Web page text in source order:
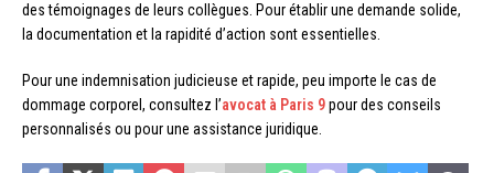
des témoignages de leurs collègues. Pour établir une demande solide,
la documentation et la rapidité d’action sont essentielles.
Pour une indemnisation judicieuse et rapide, peu importe le cas de
dommage corporel, consultez l’avocat à Paris 9pour des conseils
personnalisés ou pour une assistance juridique.